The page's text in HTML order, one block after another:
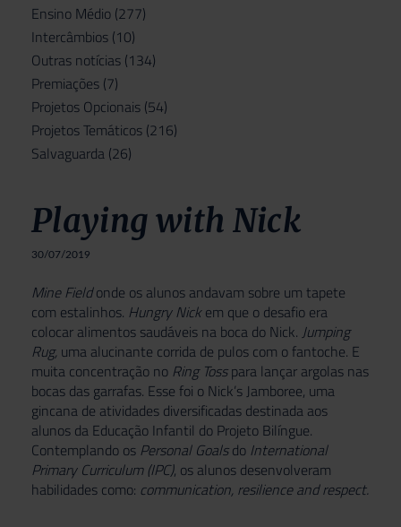
Ensino Médio (277)
Intercâmbios (10)
Outras notícias (134)
Premiações (7)
Projetos Opcionais (54)
Projetos Temáticos (216)
Salvaguarda (26)
Playing with Nick
30/07/2019
Mine Fieldonde os alunos andavam sobre um tapete
com estalinhos. Hungry Nickem que o desafio era
colocar alimentos saudáveis na boca do Nick. Jumping
Rug, uma alucinante corrida de pulos com o fantoche. E
muita concentração no Ring Tosspara lançar argolas nas
bocas das garrafas. Esse foi o Nick’s Jamboree, uma
gincana de atividades diversificadas destinada aos
alunos da Educação Infantil do Projeto Bilíngue.
Contemplando os Personal Goalsdo International
Primary Curriculum (IPC), os alunos desenvolveram
habilidades como: communication, resilience and respect.